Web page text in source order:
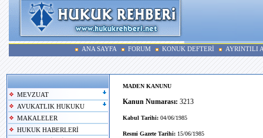
ANA SAYFA FORUM KONUK DEFTERİ AYRINTILI
MEVZUAT
AVUKATLIK HUKUKU
MAKALELER
HUKUK HABERLERİ
MADEN KANUNU
Kanun Numarası: 3213
Kabul Tarihi: 04/06/1985
Resmi Gazete Tarihi: 15/06/1985